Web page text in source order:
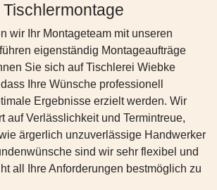
wir Ihr Montageteam mit unseren
eigenständig Montageaufträge
Sie sich auf Tischlerei Wiebke
Ihre Wünsche professionell
Ergebnisse erzielt werden. Wir
auf Verlässlichkeit und Termintreue,
ärgerlich unzuverlässige Handwerker
sind wir sehr flexibel und
all Ihre Anforderungen bestmöglich zu